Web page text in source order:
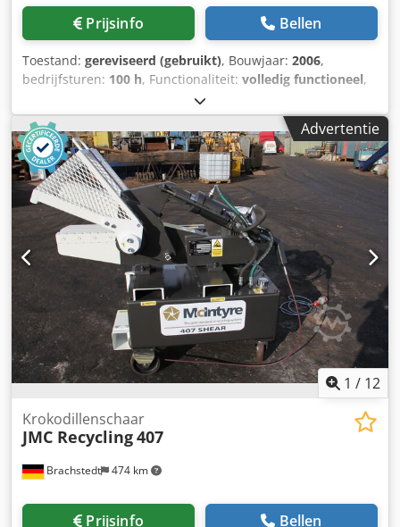
Prijsinfo Bellen
Toestand: gereviseerd (gebruikt), Bouwjaar: 2006,
bedrijfsturen: 100 h, Functionaliteit: volledig functioneel,
169,16 kW (229,99 pk)
650 SL Voorcompressie: 100 t 230 pk Cummins 6-cilinder
turbodiesel Knipcapaciteit – 7 sneden per minuut bij leeg
knipwerk 4 sneden per minuut bij 24-inch sneden
Schaarcapaciteit – 12–16 ton per uur Balenmaat – 32" x 24"
x variabel Balengewicht – gemiddeld 900 pond
Balenoutput – 10–13 ton per uur Dcodpjvbq Enofx Akaek
Pakketgrootte – 32" x 24" x variabel
Advertentie
1 / 12
Brachstedt 474 km
Krokodillenschaar
JMC Recycling407
Prijsinfo Bellen